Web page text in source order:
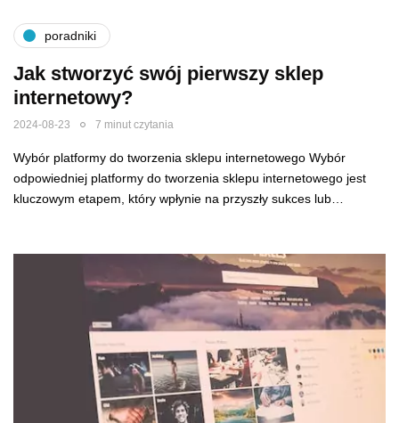
poradniki
Jak stworzyć swój pierwszy sklep
internetowy?
2024-08-23 7 minut czytania
Wybór platformy do tworzenia sklepu internetowego Wybór
odpowiedniej platformy do tworzenia sklepu internetowego jest
kluczowym etapem, który wpłynie na przyszły sukces lub…